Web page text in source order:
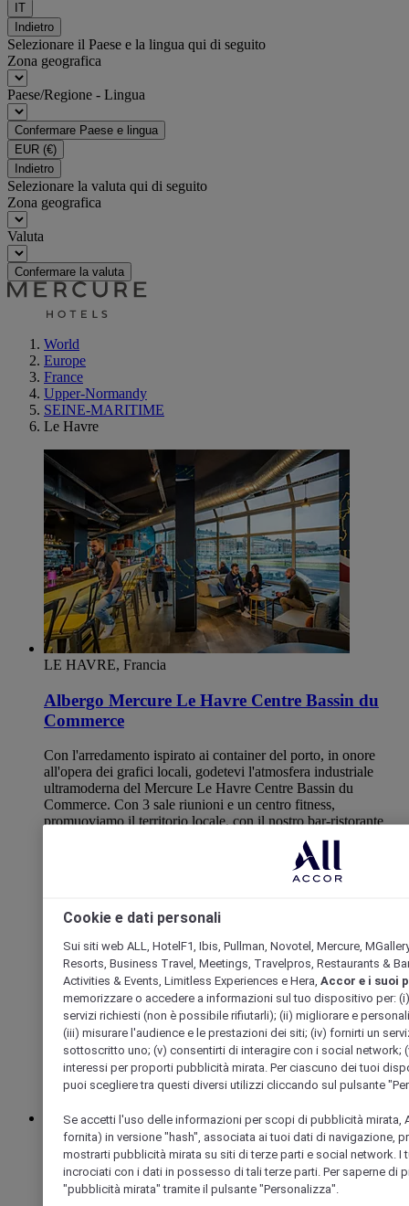
IT
Indietro
Selezionare il Paese e la lingua qui di seguito
Zona geografica
Paese/Regione - Lingua
Confermare Paese e lingua
EUR (€)
Indietro
Selezionare la valuta qui di seguito
Zona geografica
Valuta
Confermare la valuta
World
Europe
France
Upper-Normandy
SEINE-MARITIME
Le Havre
LE HAVRE, Francia
Albergo Mercure Le Havre Centre Bassin du
Commerce
Con l'arredamento ispirato ai container del porto, in onore
all'opera dei grafici locali, godetevi l'atmosfera industriale
ultramoderna del Mercure Le Havre Centre Bassin du
Commerce. Con 3 sale riunioni e un centro fitness,
promuoviamo il territorio locale, con il nostro bar-ristorante
che offre cocktail e piatti preparati in casa utilizzando prodotti
locali. A colazione godetevi il miele prodotto sul tetto
4,4/5Rated 4,4 of 5
HONFLEUR, Francia
Albergo Mercure Honfleur
Cookie e dati personali
Sui siti web ALL, HotelF1, Ibis, Pullman, Novotel, Mercure,
Resorts, Business Travel, Meetings, Travelpros, Restaurants &
Activities & Events, Limitless Experiences e Hera, Accor e i suoi
memorizzare o accedere a informazioni sul tuo dispositivo per:
servizi richiesti (non è possibile rifiutarli); (ii) migliorare e
(iii) misurare l'audience e le prestazioni dei siti; (iv) fornirti un
sottoscritto uno; (v) consentirti di interagire con i social network;
interessi per proporti pubblicità mirata. Per ciascuno dei tuoi
puoi scegliere tra questi diversi utilizzi cliccando sul pulsante
Se accetti l'uso delle informazioni per scopi di pubblicità mirata,
fornita) in versione "hash", associata ai tuoi dati di navigazione,
mostrarti pubblicità mirata su siti di terze parti e social network. I
incrociati con i dati in possesso di tali terze parti. Per saperne di
"pubblicità mirata" tramite il pulsante "Personalizza".